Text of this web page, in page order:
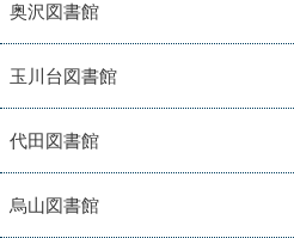
奥沢図書館
玉川台図書館
代田図書館
烏山図書館